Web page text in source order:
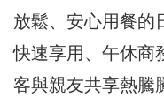
放鬆、安心用餐的
快速享用、午休商
客與親友共享熱騰